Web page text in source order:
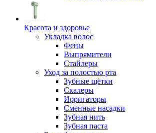
Красота и здоровье
Укладка волос
Фены
Выпрямители
Стайлеры
Уход за полостью рта
Зубные щётки
Скалеры
Ирригаторы
Сменные насадки
Зубная нить
Зубная паста